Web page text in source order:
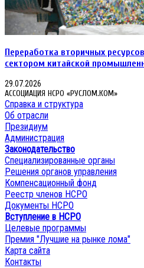
Переработка вторичных
сектором китайской
29.07.2026
АССОЦИАЦИЯ НСРО «РУСЛОМ.КОМ»
Справка и структура
Об отрасли
Президиум
Администрация
Законодательство
Специализированные органы
Решения органов управления
Компенсационный фонд
Реестр членов НСРО
Документы НСРО
Вступление в НСРО
Целевые программы
Премия "Лучшие на рынке лома"
Карта сайта
Контакты